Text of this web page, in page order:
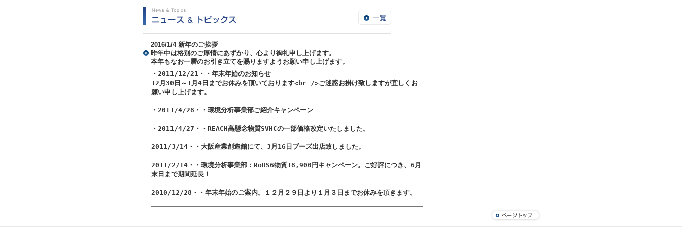
2016/1/4 新年のご挨拶
昨年中は格別のご厚情にあずかり、心より御礼申し上げます。
本年もなお一層のお引き立てを賜りますようお願い申し上げます。